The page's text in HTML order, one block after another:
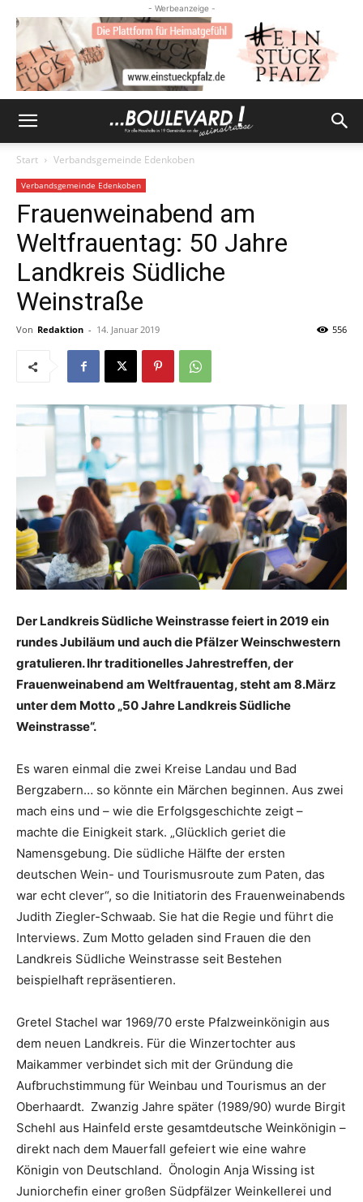
- Werbeanzeige -
Start Verbandsgemeinde Edenkoben
Verbandsgemeinde Edenkoben
Frauenweinabend am
Weltfrauentag: 50 Jahre
Landkreis Südliche
Weinstraße
Von Redaktion - 14. Januar 2019 556
Der Landkreis Südliche Weinstrasse feiert in 2019 ein
rundes Jubiläum und auch die Pfälzer Weinschwestern
gratulieren. Ihr traditionelles Jahrestreffen, der
Frauenweinabend am Weltfrauentag, steht am 8.März
unter dem Motto „50 Jahre Landkreis Südliche
Weinstrasse“.
Es waren einmal die zwei Kreise Landau und Bad
Bergzabern… so könnte ein Märchen beginnen. Aus zwei
mach eins und – wie die Erfolgsgeschichte zeigt –
machte die Einigkeit stark. „Glücklich geriet die
Namensgebung. Die südliche Hälfte der ersten
deutschen Wein- und Tourismusroute zum Paten, das
war echt clever“, so die Initiatorin des Frauenweinabends
Judith Ziegler-Schwaab. Sie hat die Regie und führt die
Interviews. Zum Motto geladen sind Frauen die den
Landkreis Südliche Weinstrasse seit Bestehen
beispielhaft repräsentieren.
Gretel Stachel war 1969/70 erste Pfalzweinkönigin aus
dem neuen Landkreis. Für die Winzertochter aus
Maikammer verbindet sich mit der Gründung die
Aufbruchstimmung für Weinbau und Tourismus an der
Oberhaardt. Zwanzig Jahre später (1989/90) wurde Birgit
Schehl aus Hainfeld erste gesamtdeutsche Weinkönigin –
direkt nach dem Mauerfall gefeiert wie eine wahre
Königin von Deutschland. Önologin Anja Wissing ist
Juniorchefin einer großen Südpfälzer Weinkellerei und